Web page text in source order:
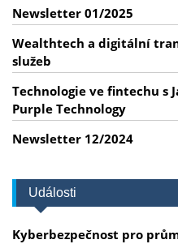
Newsletter 01/2025
Wealthtech a digitální
služeb
Technologie ve fintechu s
Purple Technology
Newsletter 12/2024
Události
Kyberbezpečnost pro